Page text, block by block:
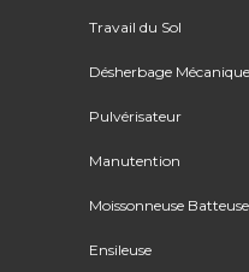
Travail du Sol
Désherbage Mécanique
Pulvérisateur
Manutention
Moissonneuse Batteuse
Ensileuse